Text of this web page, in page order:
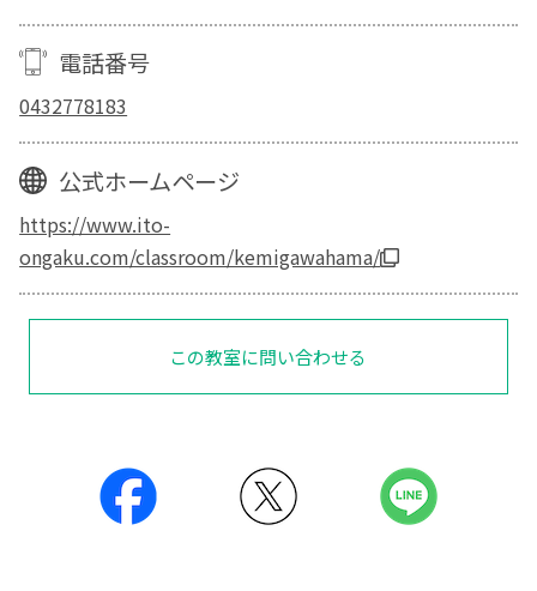
電話番号
0432778183
公式ホームページ
https://www.ito-
ongaku.com/classroom/kemigawahama/
この教室に問い合わせる